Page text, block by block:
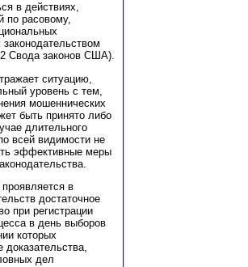
в действиях,
по расовому,
Свода законов США).
ситуацию,
уровень с тем,
мошеннических
быть принято либо
длительного
всей видимости не
эффективные меры
в
достаточное
при регистрации
в день выборов
которых
дел